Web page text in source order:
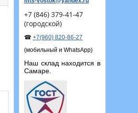
+7 (846) 379-41-47
(городской)
☎ +7(960) 820-86-27
(мобильный и WhatsApp)
Наш склад находится в
Самаре.